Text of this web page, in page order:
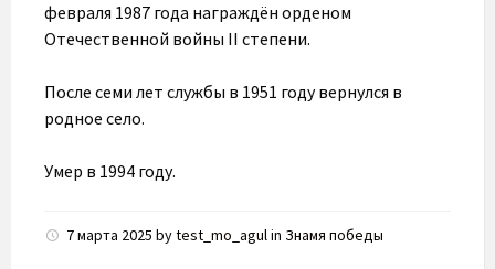
февраля 1987 года награждён орденом
Отечественной войны II степени.
После семи лет службы в 1951 году вернулся в
родное село.
Умер в 1994 году.
7 марта 2025 bytest_mo_agulin Знамя победы